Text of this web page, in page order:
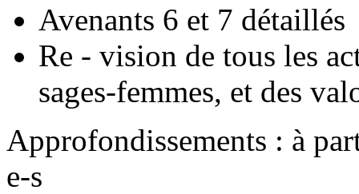
Avenants 6 et 7 détaillés
Re - vision de tous les
sages-femmes, et des
Approfondissements : à
e-s